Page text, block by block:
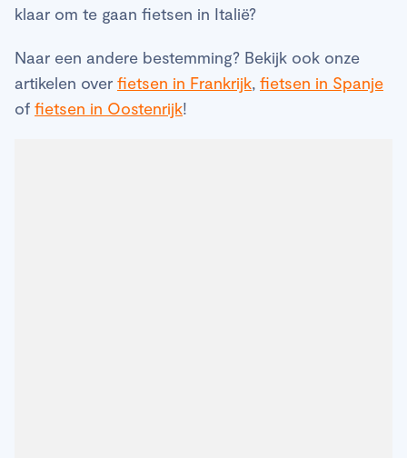
klaar om te gaan fietsen in Italië?
Naar een andere bestemming? Bekijk ook onze
artikelen over fietsen in Frankrijk, fietsen in Spanje
of fietsen in Oostenrijk!